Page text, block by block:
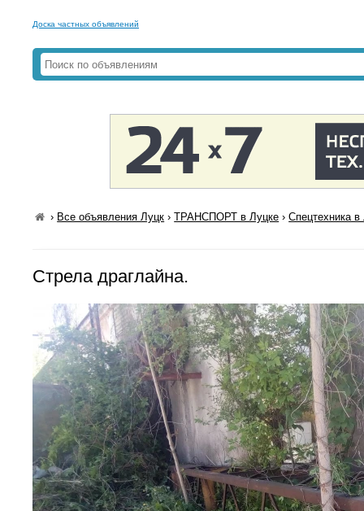
Доска частных объявлений
› Все объявления Луцк ›ТРАНСПОРТ в Луцке ›Спецтехника в
Стрела драглайна.